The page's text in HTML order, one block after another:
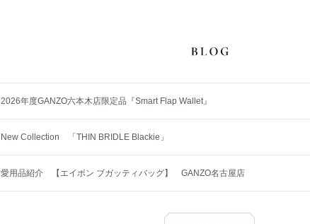
2026年度GANZO六本木店限定品『Smart Flap Wallet』
New Collection 「THIN BRIDLE Blackie」
愛用品紹介 【エイボン ブガッティバッグ】 GANZO名古屋店